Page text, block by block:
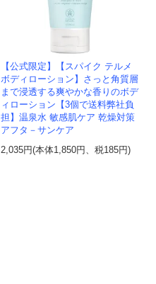
【公式限定】【スパイク テルメ
ボディローション】さっと角質層
まで浸透する爽やかな香りのボデ
ィローション【3個で送料弊社負
担】温泉水 敏感肌ケア 乾燥対策
アフタ－サンケア
2,035円(本体1,850円、税185円)